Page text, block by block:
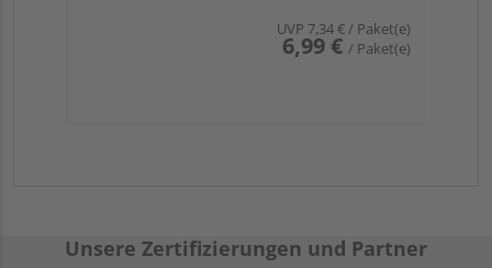
UVP 7,34 €/ Paket(e)
6,99 € / Paket(e)
Unsere Zertifizierungen und Partner